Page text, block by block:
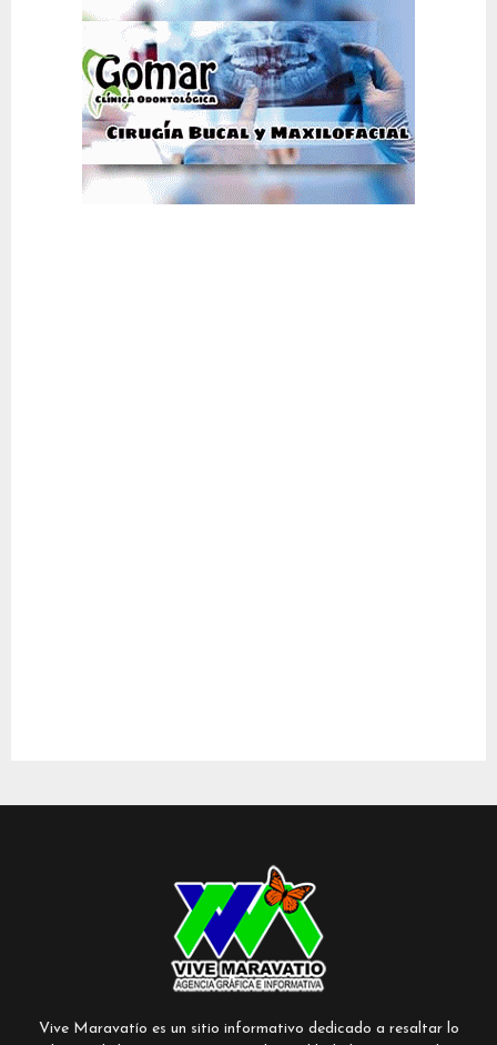
Vive Maravatío es un sitio informativo dedicado a resaltar lo